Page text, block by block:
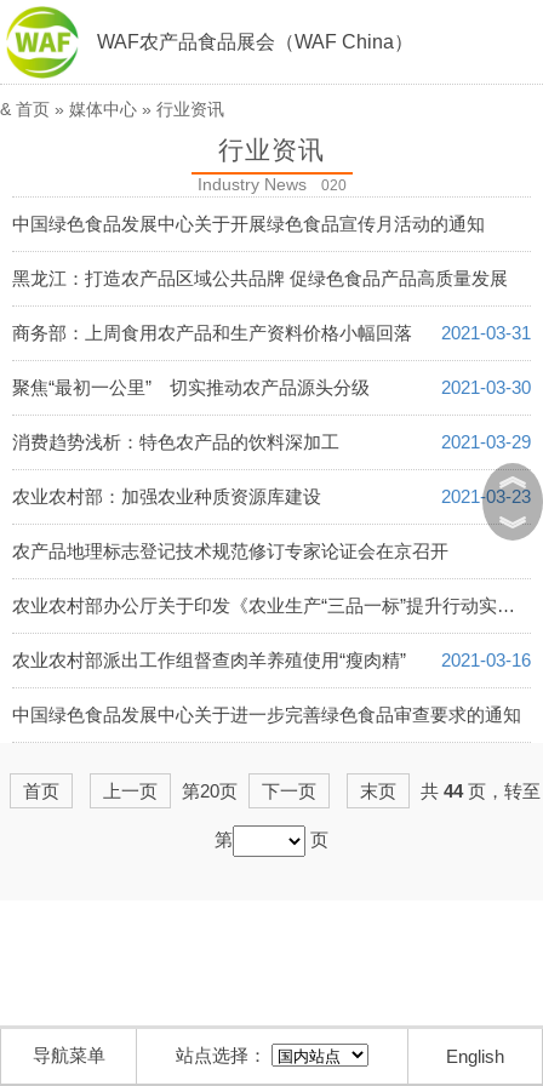
WAF农产品食品展会（WAF China）
& 首页 » 媒体中心 » 行业资讯
行业资讯
Industry News 020
中国绿色食品发展中心关于开展绿色食品宣传月活动的通知
2021-04-06
黑龙江：打造农产品区域公共品牌 促绿色食品产品高质量发展
2021-04-02
商务部：上周食用农产品和生产资料价格小幅回落 2021-03-31
聚焦“最初一公里” 切实推动农产品源头分级 2021-03-30
消费趋势浅析：特色农产品的饮料深加工 2021-03-29
农业农村部：加强农业种质资源库建设 2021-03-23
农产品地理标志登记技术规范修订专家论证会在京召开
2021-03-22
农业农村部办公厅关于印发《农业生产“三品一标”提升行动实施方案》的通知
2021-03-19
农业农村部派出工作组督查肉羊养殖使用“瘦肉精” 2021-03-16
中国绿色食品发展中心关于进一步完善绿色食品审查要求的通知
首页
上一页 第20页 下一页 末页 共 44页，转至
第 页
︽
︾
导航菜单 站点选择： English